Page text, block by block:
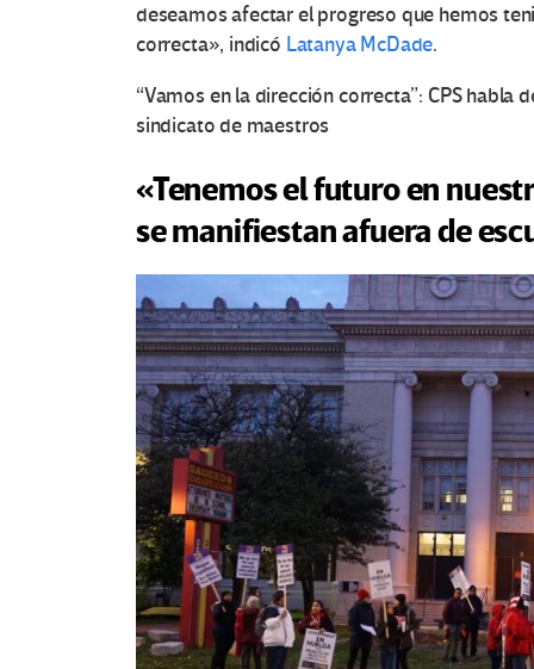
deseamos afectar el progreso que hemos
correcta», indicó Latanya McDade.
“Vamos en la dirección correcta”: CPS habla
sindicato de maestros
«Tenemos el futuro en
se manifiestan afuera de